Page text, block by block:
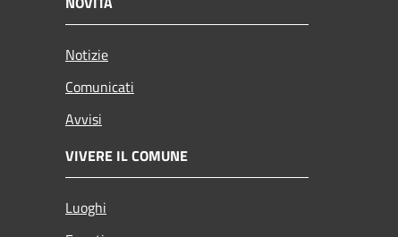
Notizie
Comunicati
Avvisi
VIVERE IL COMUNE
Luoghi